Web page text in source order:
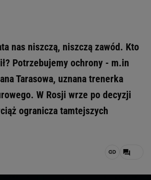
nas niszczą, niszczą zawód. Kto
Potrzebujemy ochrony - m.in
Tarasowa, uznana trenerka
W Rosji wrze po decyzji
ogranicza tamtejszych